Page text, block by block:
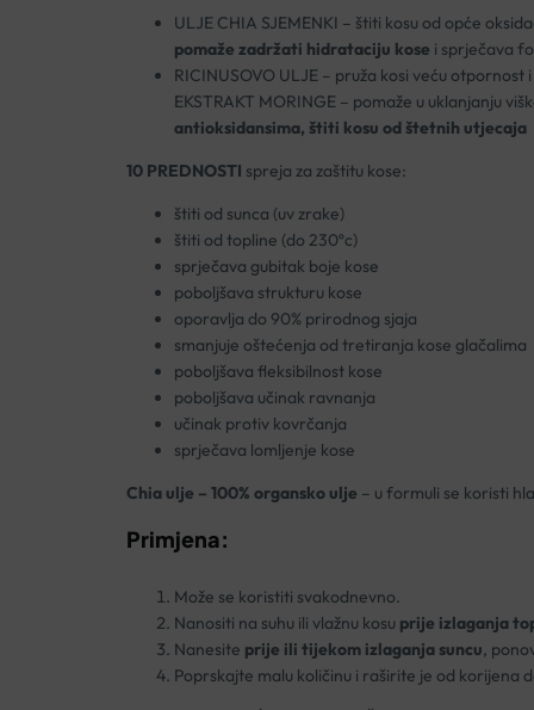
ULJE CHIA SJEMENKI – štiti kosu od opće
pomaže zadržati hidrataciju kose i sprječava
RICINUSOVO ULJE – pruža kosi veću
EKSTRAKT MORINGE – pomaže u uklanjanju
antioksidansima, štiti kosu od štetnih utjecaja
10 PREDNOSTI spreja za zaštitu kose:
štiti od sunca (uv zrake)
štiti od topline (do 230ºc)
sprječava gubitak boje kose
poboljšava strukturu kose
oporavlja do 90% prirodnog sjaja
smanjuje oštećenja od tretiranja kose glačalima
poboljšava fleksibilnost kose
poboljšava učinak ravnanja
učinak protiv kovrčanja
sprječava lomljenje kose
Chia ulje – 100% organsko ulje – u formuli se koristi
Primjena:
Može se koristiti svakodnevno.
Nanositi na suhu ili vlažnu kosu prije izlaganja
Nanesite prije ili tijekom izlaganja suncu,
Poprskajte malu količinu i raširite je od korijena